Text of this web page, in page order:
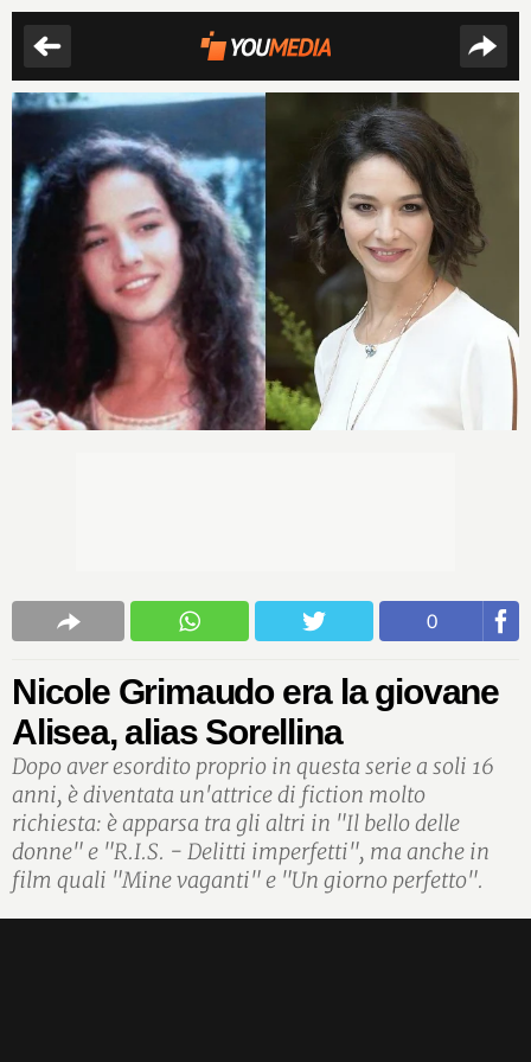
0
Nicole Grimaudo era la giovane
Alisea, alias Sorellina
Dopo aver esordito proprio in questa serie a soli 16
anni, è diventata un'attrice di fiction molto
richiesta: è apparsa tra gli altri in "Il bello delle
donne" e "R.I.S. - Delitti imperfetti", ma anche in
film quali "Mine vaganti" e "Un giorno perfetto".